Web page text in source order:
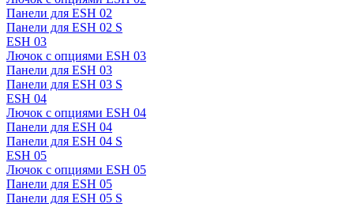
Панели для ESH 02
Панели для ESH 02 S
ESH 03
Лючок с опциями ESH 03
Панели для ESH 03
Панели для ESH 03 S
ESH 04
Лючок с опциями ESH 04
Панели для ESH 04
Панели для ESH 04 S
ESH 05
Лючок с опциями ESH 05
Панели для ESH 05
Панели для ESH 05 S